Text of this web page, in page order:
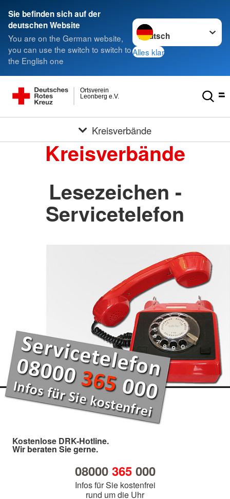
Sie befinden sich auf der
deutschen Website
You are on the German website,
you can use the switch to switch to
the English one
Sprache wechseln zu
Alles klar
Leonberg e.V.
Ortsverein
Kreisverbände
Kreisverbände
Lesezeichen -
Servicetelefon
Kostenlose DRK-Hotline.
Wir beraten Sie gerne.
08000 365000
Infos für Sie kostenfrei
rund um die Uhr